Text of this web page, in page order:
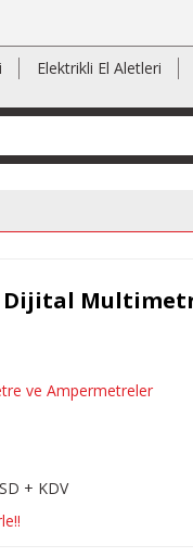
Elektrikli El Aletleri
Dijital
ve Ampermetreler
+ KDV